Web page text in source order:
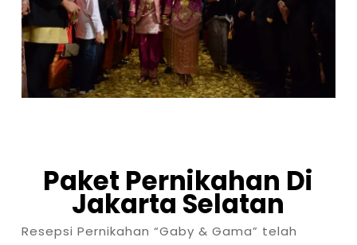
Paket Pernikahan Di
Jakarta Selatan
Resepsi Pernikahan “Gaby & Gama” telah